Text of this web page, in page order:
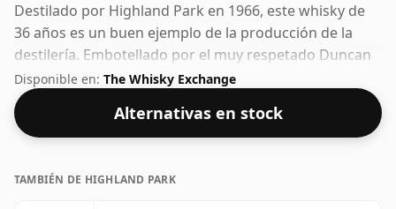
Destilado por Highland Park en 1966, este whisky de
36 años es un buen ejemplo de la producción de la
destilería. Embotellado por el muy respetado Duncan
Taylor en 2002. Embotellado con un 40,5% ABV, esto no
te dejará boquiabierto en términos de potencia, pero
sin duda será un licor que se puede beber.
Disponible en: The Whisky Exchange
Alternativas en stock
TAMBIÉN DE HIGHLAND PARK